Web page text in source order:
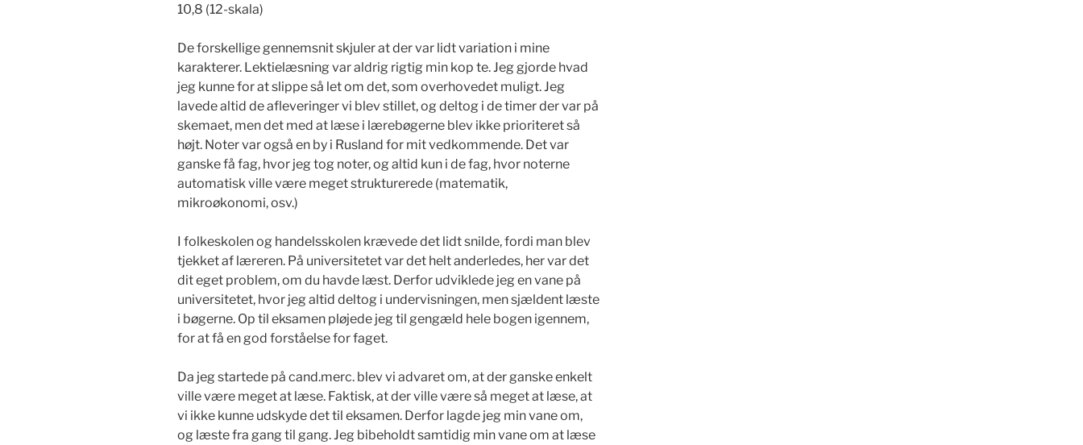
10,8 (12-skala)
De forskellige gennemsnit skjuler at der var lidt variation i mine
karakterer. Lektielæsning var aldrig rigtig min kop te. Jeg gjorde hvad
jeg kunne for at slippe så let om det, som overhovedet muligt. Jeg
lavede altid de afleveringer vi blev stillet, og deltog i de timer der var på
skemaet, men det med at læse i lærebøgerne blev ikke prioriteret så
højt. Noter var også en by i Rusland for mit vedkommende. Det var
ganske få fag, hvor jeg tog noter, og altid kun i de fag, hvor noterne
automatisk ville være meget strukturerede (matematik,
mikroøkonomi, osv.)
I folkeskolen og handelsskolen krævede det lidt snilde, fordi man blev
tjekket af læreren. På universitetet var det helt anderledes, her var det
dit eget problem, om du havde læst. Derfor udviklede jeg en vane på
universitetet, hvor jeg altid deltog i undervisningen, men sjældent læste
i bøgerne. Op til eksamen pløjede jeg til gengæld hele bogen igennem,
for at få en god forståelse for faget.
Da jeg startede på cand.merc. blev vi advaret om, at der ganske enkelt
ville være meget at læse. Faktisk, at der ville være så meget at læse, at
vi ikke kunne udskyde det til eksamen. Derfor lagde jeg min vane om,
og læste fra gang til gang. Jeg bibeholdt samtidig min vane om at læse